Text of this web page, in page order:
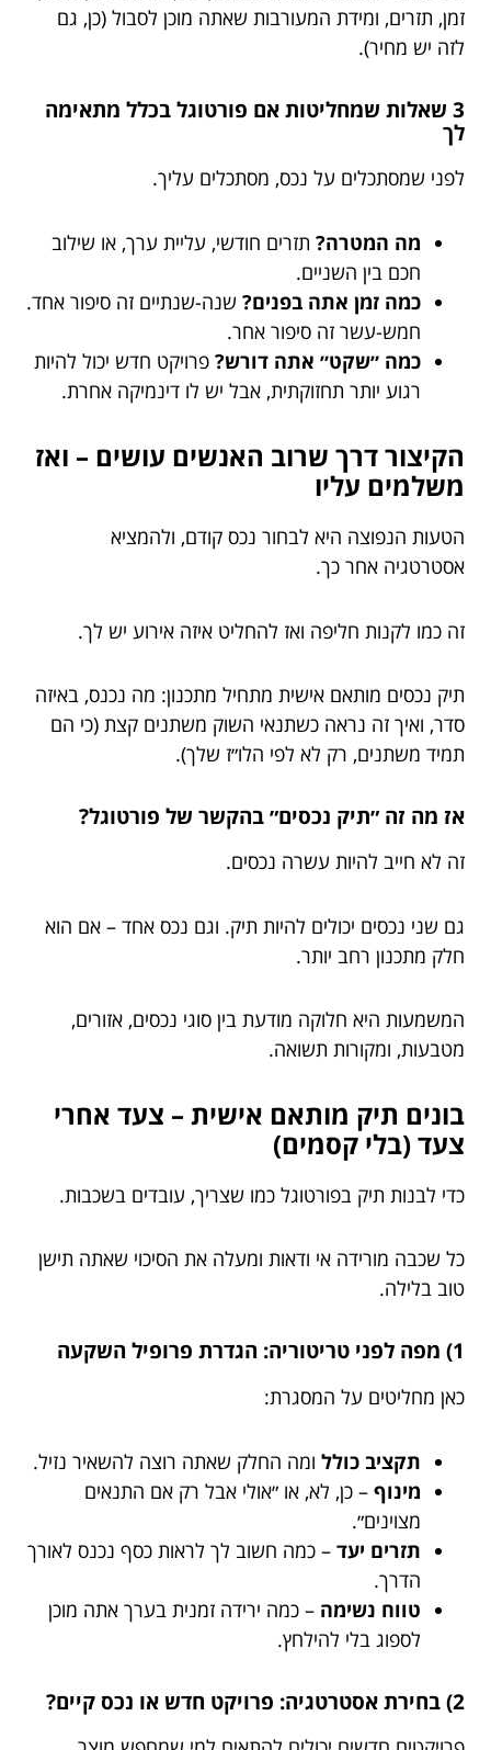
זמן, תזרים, ומידת המעורבות שאתה מוכן לסבול (כן, גם
לזה יש מחיר).
3 שאלות שמחליטות אם פורטוגל בכלל מתאימה
לך
לפני שמסתכלים על נכס, מסתכלים עליך.
מה המטרה? תזרים חודשי, עליית ערך, או שילוב
חכם בין השניים.
כמה זמן אתה בפנים? שנה-שנתיים זה סיפור אחד.
חמש-עשר זה סיפור אחר.
כמה ״שקט״ אתה דורש? פרויקט חדש יכול להיות
רגוע יותר תחזוקתית, אבל יש לו דינמיקה אחרת.
הקיצור דרך שרוב האנשים עושים – ואז
משלמים עליו
הטעות הנפוצה היא לבחור נכס קודם, ולהמציא
אסטרטגיה אחר כך.
זה כמו לקנות חליפה ואז להחליט איזה אירוע יש לך.
תיק נכסים מותאם אישית מתחיל מתכנון: מה נכנס, באיזה
סדר, ואיך זה נראה כשתנאי השוק משתנים קצת (כי הם
תמיד משתנים, רק לא לפי הלו״ז שלך).
אז מה זה ״תיק נכסים״ בהקשר של פורטוגל?
זה לא חייב להיות עשרה נכסים.
גם שני נכסים יכולים להיות תיק. וגם נכס אחד – אם הוא
חלק מתכנון רחב יותר.
המשמעות היא חלוקה מודעת בין סוגי נכסים, אזורים,
מטבעות, ומקורות תשואה.
בונים תיק מותאם אישית – צעד אחרי
צעד (בלי קסמים)
כדי לבנות תיק בפורטוגל כמו שצריך, עובדים בשכבות.
כל שכבה מורידה אי ודאות ומעלה את הסיכוי שאתה תישן
טוב בלילה.
1) מפה לפני טריטוריה: הגדרת פרופיל השקעה
כאן מחליטים על המסגרת:
תקציב כולל ומה החלק שאתה רוצה להשאיר נזיל.
מינוף – כן, לא, או ״אולי אבל רק אם התנאים
מצוינים״.
תזרים יעד – כמה חשוב לך לראות כסף נכנס לאורך
הדרך.
טווח נשימה – כמה ירידה זמנית בערך אתה מוכן
לספוג בלי להילחץ.
2) בחירת אסטרטגיה: פרויקט חדש או נכס קיים?